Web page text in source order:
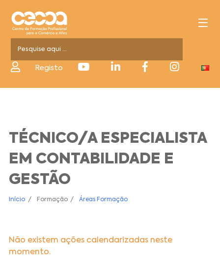
Registo
TÉCNICO/A ESPECIALISTA
EM CONTABILIDADE E
GESTÃO
Início Formação Áreas Formação
Não existem ações calendarizadas neste
momento.